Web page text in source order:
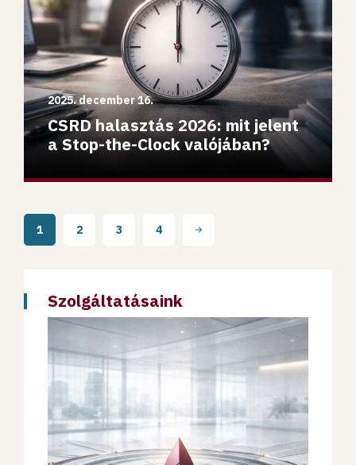
2025. december 16.
CSRD halasztás 2026: mit jelent
a Stop-the-Clock valójában?
1 2 3 4
Szolgáltatásaink